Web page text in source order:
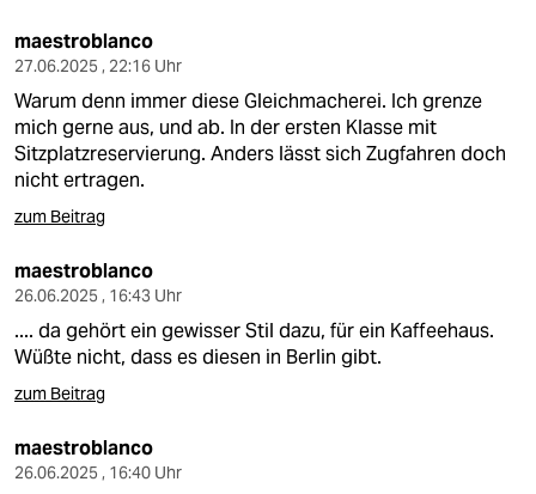
maestroblanco
27.06.2025 , 22:16 Uhr
Warum denn immer diese Gleichmacherei. Ich grenze
mich gerne aus, und ab. In der ersten Klasse mit
Sitzplatzreservierung. Anders lässt sich Zugfahren doch
nicht ertragen.
zum Beitrag
maestroblanco
26.06.2025 , 16:43 Uhr
.... da gehört ein gewisser Stil dazu, für ein Kaffeehaus.
Wüßte nicht, dass es diesen in Berlin gibt.
zum Beitrag
maestroblanco
26.06.2025 , 16:40 Uhr